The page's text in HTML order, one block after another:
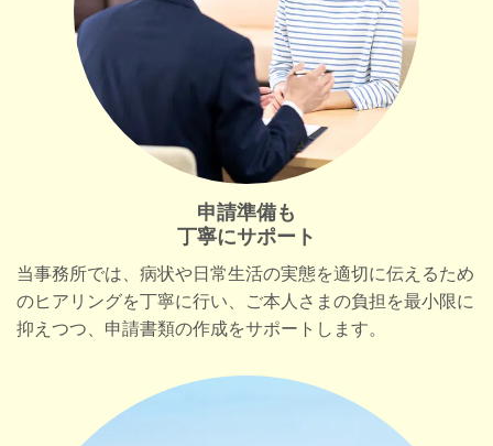
申請準備も
丁寧にサポート
当事務所では、病状や日常生活の実態を適切に伝えるため
のヒアリングを丁寧に行い、ご本人さまの負担を最小限に
抑えつつ、申請書類の作成をサポートします。